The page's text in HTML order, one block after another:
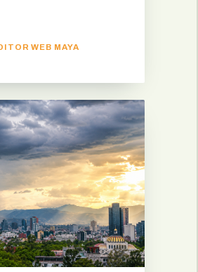
WEB MAYA